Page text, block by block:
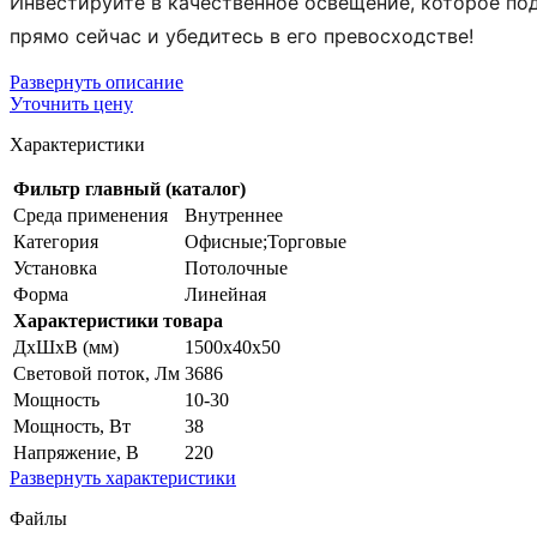
прямо сейчас и убедитесь в его превосходстве!
Развернуть описание
Уточнить цену
Характеристики
Фильтр главный (каталог)
Среда применения
Внутреннее
Категория
Офисные;Торговые
Установка
Потолочные
Форма
Линейная
Характеристики товара
ДхШхВ (мм)
1500x40x50
Световой поток, Лм 3686
Мощность
10-30
Мощность, Вт
38
Напряжение, В
220
Развернуть характеристики
Файлы